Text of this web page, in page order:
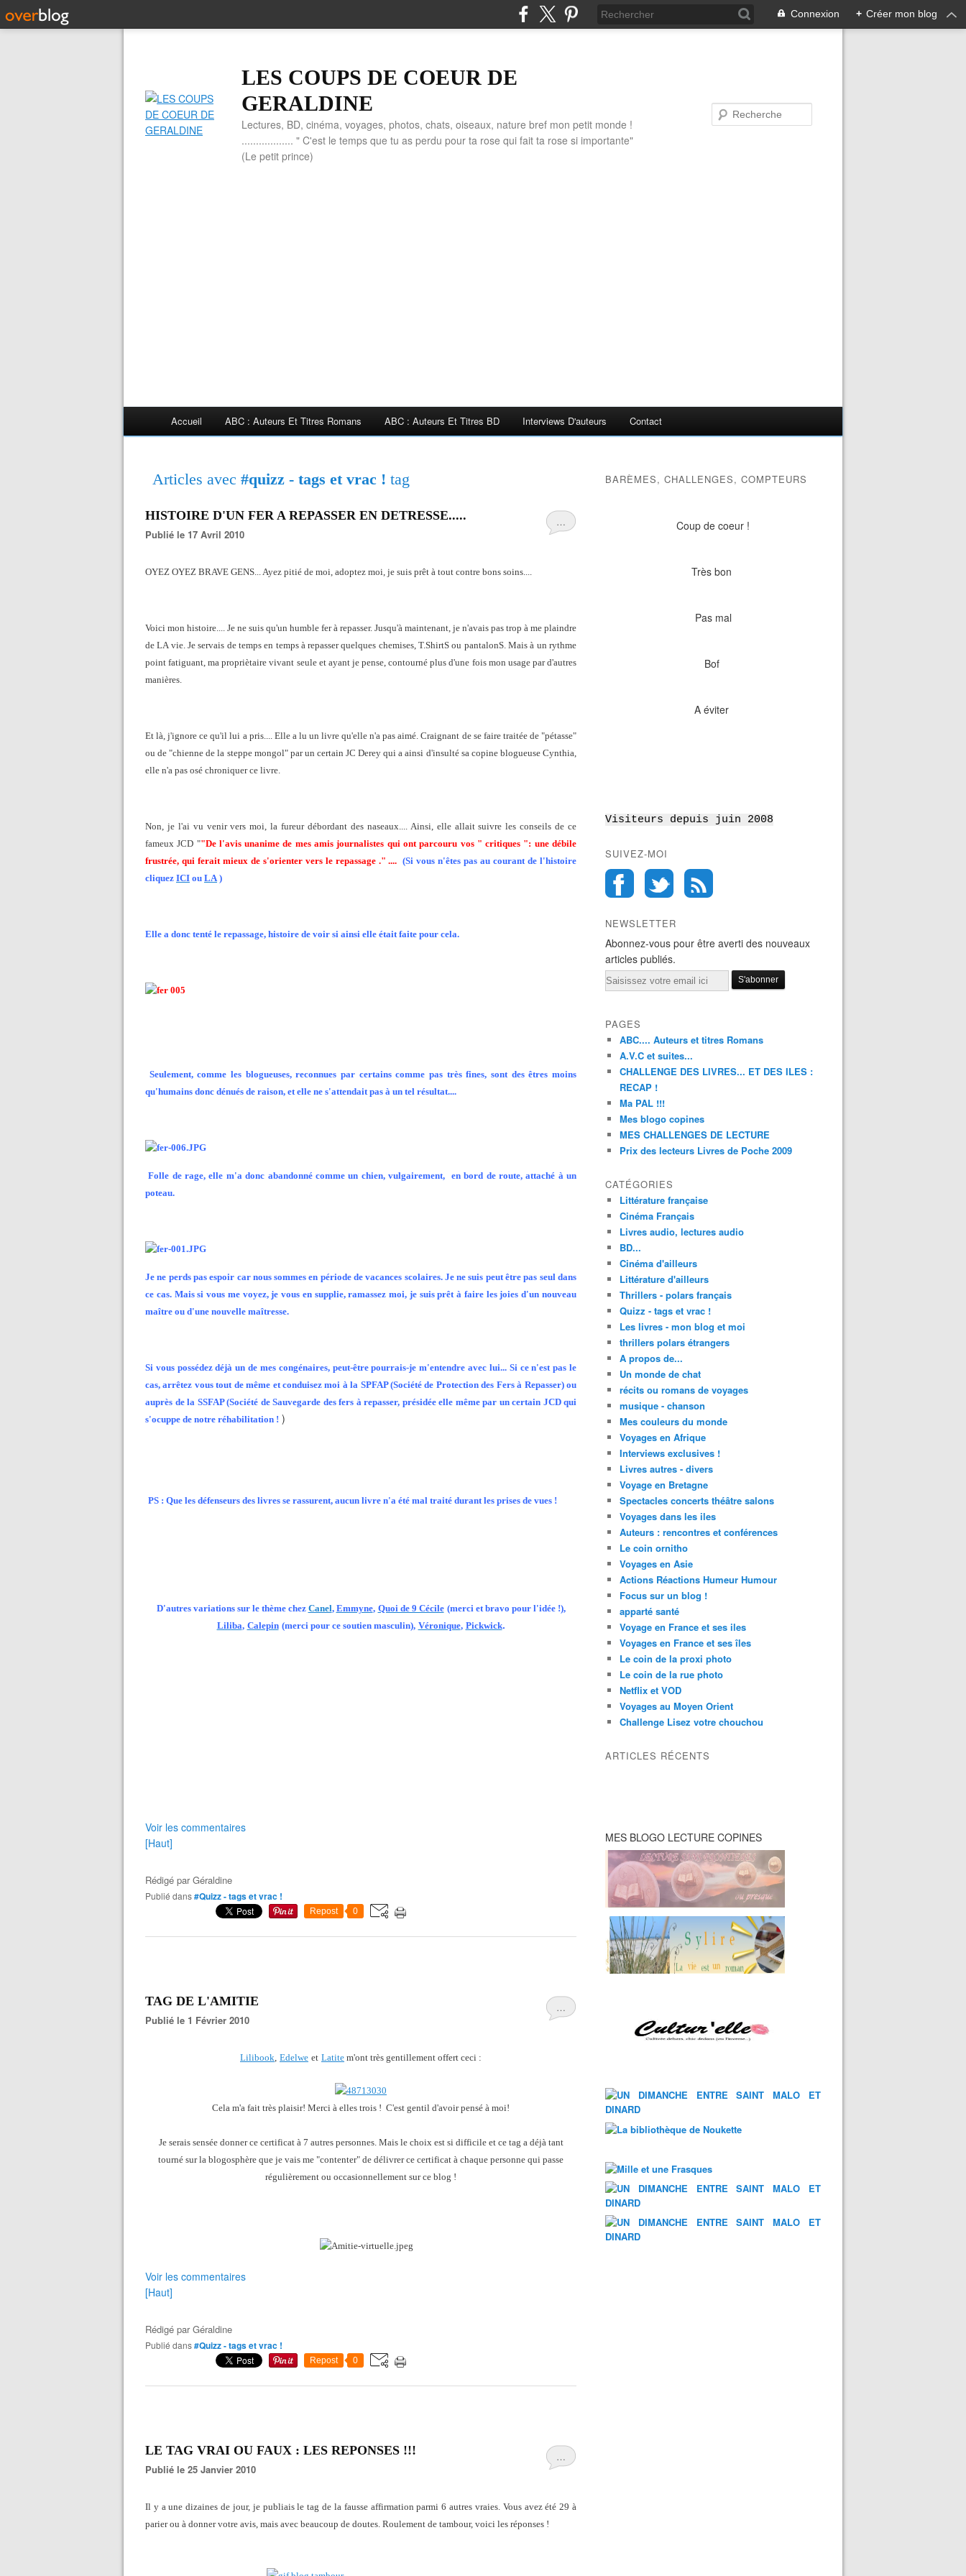
Connexion + Créer mon blog
LES COUPS DE COEUR DE
GERALDINE
Lectures, BD, cinéma, voyages, photos, chats, oiseaux, nature bref mon petit monde !
.................. " C'est le temps que tu as perdu pour ta rose qui fait ta rose si importante"
(Le petit prince)
Accueil ABC : Auteurs Et Titres Romans ABC : Auteurs Et Titres BD Interviews D'auteurs Contact
Articles avec #quizz - tags et vrac ! tag
…
HISTOIRE D'UN FER A REPASSER EN DETRESSE.....
Publié le 17 Avril 2010
OYEZ OYEZ BRAVE GENS... Ayez pitié de moi, adoptez moi, je suis prêt à tout contre bons soins....
Voici mon histoire.... Je ne suis qu'un humble fer à repasser. Jusqu'à maintenant, je n'avais pas trop à me plaindre
de LA vie. Je servais de temps en temps à repasser quelques chemises, T.ShirtS ou pantalonS. Mais à un rythme
point fatiguant, ma propriètaire vivant seule et ayant je pense, contourné plus d'une fois mon usage par d'autres
manières.
Et là, j'ignore ce qu'il lui a pris.... Elle a lu un livre qu'elle n'a pas aimé. Craignant de se faire traitée de "pétasse"
ou de "chienne de la steppe mongol" par un certain JC Derey qui a ainsi d'insulté sa copine blogueuse Cynthia,
elle n'a pas osé chroniquer ce livre.
Non, je l'ai vu venir vers moi, la fureur débordant des naseaux.... Ainsi, elle allait suivre les conseils de ce
fameux JCD ""De l'avis unanime de mes amis journalistes qui ont parcouru vos " critiques ": une débile
frustrée, qui ferait mieux de s'orienter vers le repassage ." ....(Si vous n'êtes pas au courant de l'histoire
cliquez ICI ou LA)
Elle a donc tenté le repassage, histoire de voir si ainsi elle était faite pour cela.
Seulement, comme les blogueuses, reconnues par certains comme pas très fines, sont des êtres moins
qu'humains donc dénués de raison, et elle ne s'attendait pas à un tel résultat....
Folle de rage, elle m'a donc abandonné comme un chien, vulgairement, en bord de route, attaché à un
poteau.
Je ne perds pas espoir car nous sommes en période de vacances scolaires. Je ne suis peut être pas seul dans
ce cas. Mais si vous me voyez, je vous en supplie, ramassez moi, je suis prêt à faire les joies d'un nouveau
maître ou d'une nouvelle maîtresse.
Si vous possédez déjà un de mes congénaires, peut-être pourrais-je m'entendre avec lui... Si ce n'est pas le
cas, arrêtez vous tout de même et conduisez moi à la SPFAP (Société de Protection des Fers à Repasser) ou
auprès de la SSFAP (Société de Sauvegarde des fers à repasser, présidée elle même par un certain JCD qui
s'ocuppe de notre réhabilitation ! )
PS : Que les défenseurs des livres se rassurent, aucun livre n'a été mal traité durant les prises de vues !
D'autres variations sur le thème chez Canel, Emmyne, Quoi de 9 Cécile (merci et bravo pour l'idée !),
Liliba, Calepin (merci pour ce soutien masculin), Véronique, Pickwick.
Voir les commentaires
[Haut]
Rédigé parGéraldine
Publié dans#Quizz - tags et vrac !
Repost 0
…
TAG DE L'AMITIE
Publié le 1 Février 2010
Lilibook, Edelwe et Latite m'ont très gentillement offert ceci :
Cela m'a fait très plaisir! Merci à elles trois ! C'est gentil d'avoir pensé à moi!
Je serais sensée donner ce certificat à 7 autres personnes. Mais le choix est si difficile et ce tag a déjà tant
tourné sur la blogosphère que je vais me "contenter" de délivrer ce certificat à chaque personne qui passe
régulièrement ou occasionnellement sur ce blog !
Voir les commentaires
[Haut]
Rédigé parGéraldine
Publié dans#Quizz - tags et vrac !
Repost 0
…
LE TAG VRAI OU FAUX : LES REPONSES !!!
Publié le 25 Janvier 2010
Il y a une dizaines de jour, je publiais le tag de la fausse affirmation parmi 6 autres vraies. Vous avez été 29 à
parier ou à donner votre avis, mais avec beaucoup de doutes. Roulement de tambour, voici les réponses !
BARÈMES, CHALLENGES, COMPTEURS
Coup de coeur !
Très bon
Pas mal
Bof
A éviter
Visiteurs depuis juin 2008
SUIVEZ-MOI
NEWSLETTER
Abonnez-vous pour être averti des nouveaux
articles publiés.
Email
PAGES
ABC.... Auteurs et titres Romans
A.V.C et suites...
CHALLENGE DES LIVRES... ET DES ILES :
RECAP !
Ma PAL !!!
Mes blogo copines
MES CHALLENGES DE LECTURE
Prix des lecteurs Livres de Poche 2009
CATÉGORIES
Littérature française
Cinéma Français
Livres audio, lectures audio
BD...
Cinéma d'ailleurs
Littérature d'ailleurs
Thrillers - polars français
Quizz - tags et vrac !
Les livres - mon blog et moi
thrillers polars étrangers
A propos de...
Un monde de chat
récits ou romans de voyages
musique - chanson
Mes couleurs du monde
Voyages en Afrique
Interviews exclusives !
Livres autres - divers
Voyage en Bretagne
Spectacles concerts théâtre salons
Voyages dans les iles
Auteurs : rencontres et conférences
Le coin ornitho
Voyages en Asie
Actions Réactions Humeur Humour
Focus sur un blog !
apparté santé
Voyage en France et ses iles
Voyages en France et ses îles
Le coin de la proxi photo
Le coin de la rue photo
Netflix et VOD
Voyages au Moyen Orient
Challenge Lisez votre chouchou
ARTICLES RÉCENTS
MES BLOGO LECTURE COPINES